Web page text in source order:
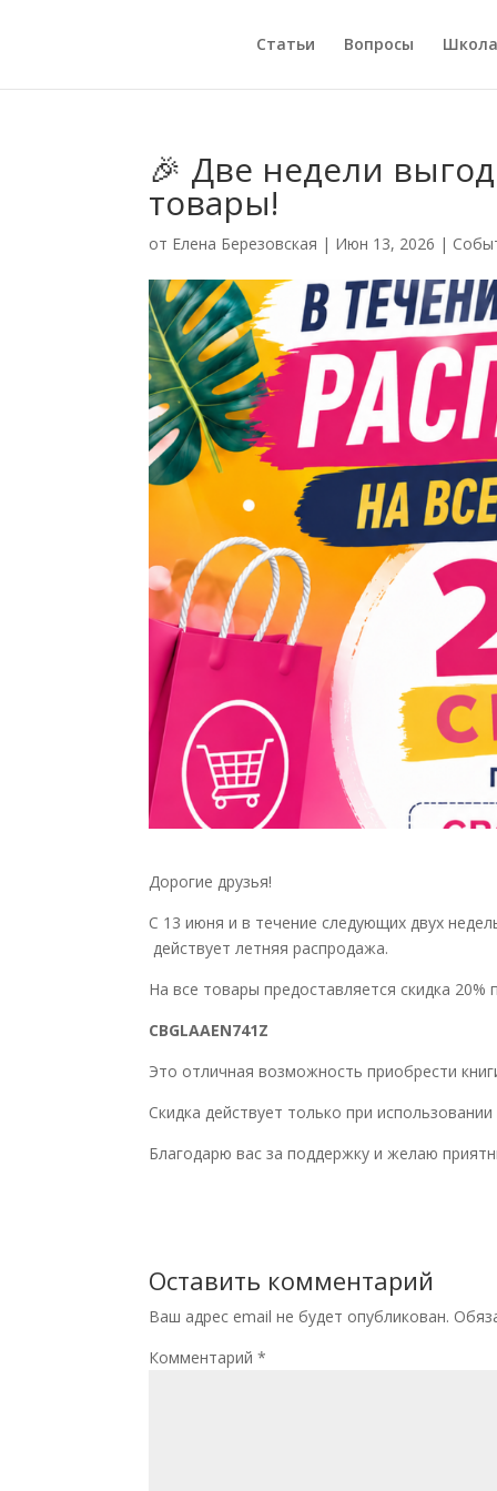
Статьи Вопросы Школа
🎉 Две недели
товары!
от Елена Березовская | Июн 13, 2026 |
Дорогие друзья!
С 13 июня и в течение следующих двух
действует летняя распродажа.
На все товары предоставляется скидка 20%
CBGLAAEN741Z
Это отличная возможность приобрести
Скидка действует только при
Благодарю вас за поддержку и желаю
Оставить комментарий
Ваш адрес email не будет опубликован.
Комментарий*